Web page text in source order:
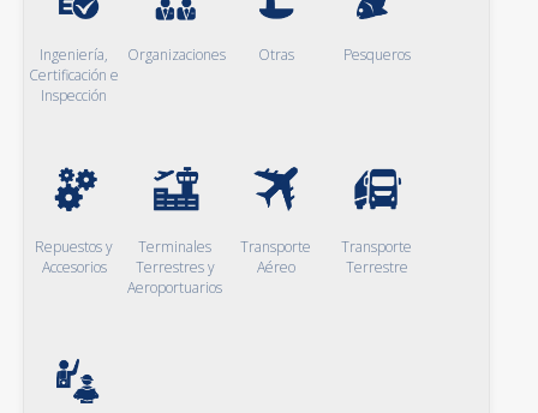
Ingeniería,
Certificación e
Inspección
Organizaciones Otras Pesqueros
Repuestos y
Accesorios
Terminales
Terrestres y
Aeroportuarios
Transporte
Aéreo
Transporte
Terrestre